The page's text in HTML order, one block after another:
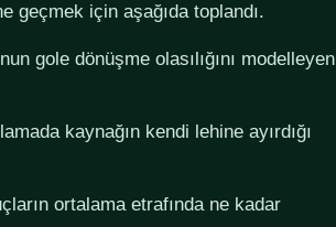
geçmek için aşağıda toplandı.
gole dönüşme olasılığını modelleyen
kaynağın kendi lehine ayırdığı
ortalama etrafında ne kadar